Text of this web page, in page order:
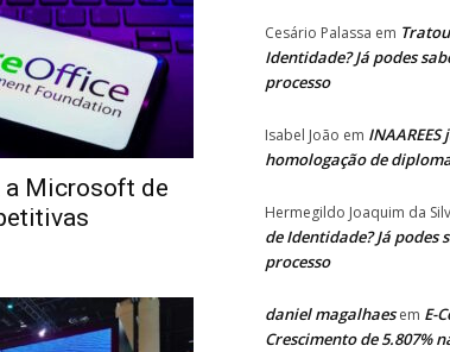
a Microsoft de
Cesário Palassa em
Identidade? Já podes
processo
Isabel João em
homologação de
Hermegildo Joaquim da
de Identidade? Já podes
processo
daniel magalhaesem E-
Crescimento de 5.807%